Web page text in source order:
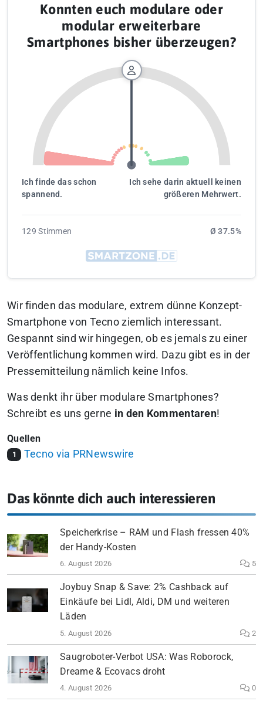
Konnten euch modulare oder
modular erweiterbare
Smartphones bisher überzeugen?
Ich finde das schon
spannend.
Ich sehe darin aktuell keinen
größeren Mehrwert.
129 Stimmen Ø 37.5%
Wir finden das modulare, extrem dünne Konzept-
Smartphone von Tecno ziemlich interessant.
Gespannt sind wir hingegen, ob es jemals zu einer
Veröffentlichung kommen wird. Dazu gibt es in der
Pressemitteilung nämlich keine Infos.
Was denkt ihr über modulare Smartphones?
Schreibt es uns gerne in den Kommentaren!
Quellen
1 Tecno via PRNewswire
Das könnte dich auch interessieren
Speicherkrise – RAM und Flash fressen 40%
der Handy-Kosten
6. August 2026 5
Joybuy Snap & Save: 2% Cashback auf
Einkäufe bei Lidl, Aldi, DM und weiteren
Läden
5. August 2026 2
Saugroboter-Verbot USA: Was Roborock,
Dreame & Ecovacs droht
4. August 2026 0